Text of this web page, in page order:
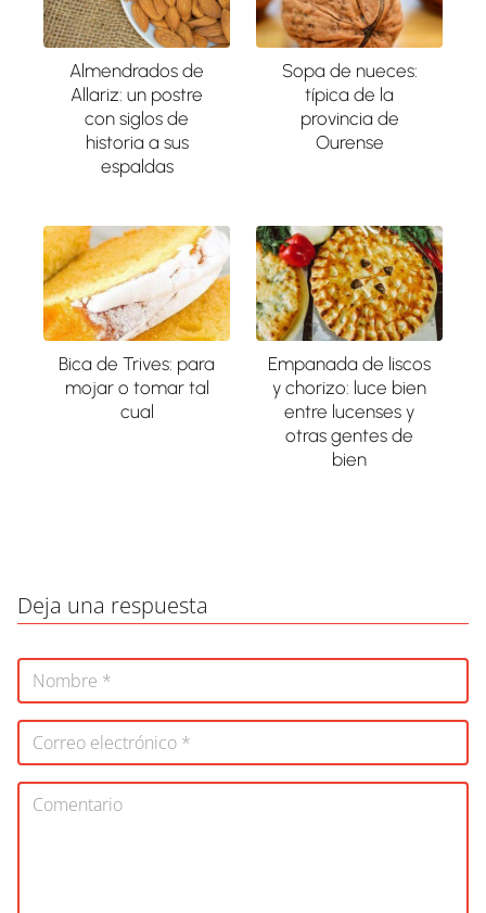
Almendrados de
Allariz: un postre
con siglos de
historia a sus
espaldas
Sopa de nueces:
típica de la
provincia de
Ourense
Bica de Trives: para
mojar o tomar tal
cual
Empanada de liscos
y chorizo: luce bien
entre lucenses y
otras gentes de
bien
Deja una respuesta